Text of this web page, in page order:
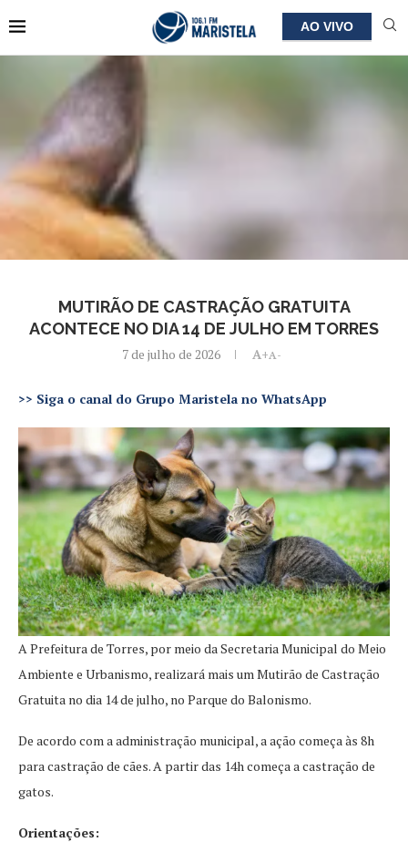
AO VIVO
MUTIRÃO DE CASTRAÇÃO GRATUITA
ACONTECE NO DIA 14 DE JULHO EM TORRES
7 de julho de 2026 A+A-
>> Siga o canal do Grupo Maristela no WhatsApp
A Prefeitura de Torres, por meio da Secretaria Municipal do Meio
Ambiente e Urbanismo, realizará mais um Mutirão de Castração
Gratuita no dia 14 de julho, no Parque do Balonismo.
De acordo com a administração municipal, a ação começa às 8h
para castração de cães. A partir das 14h começa a castração de
gatos.
Orientações: